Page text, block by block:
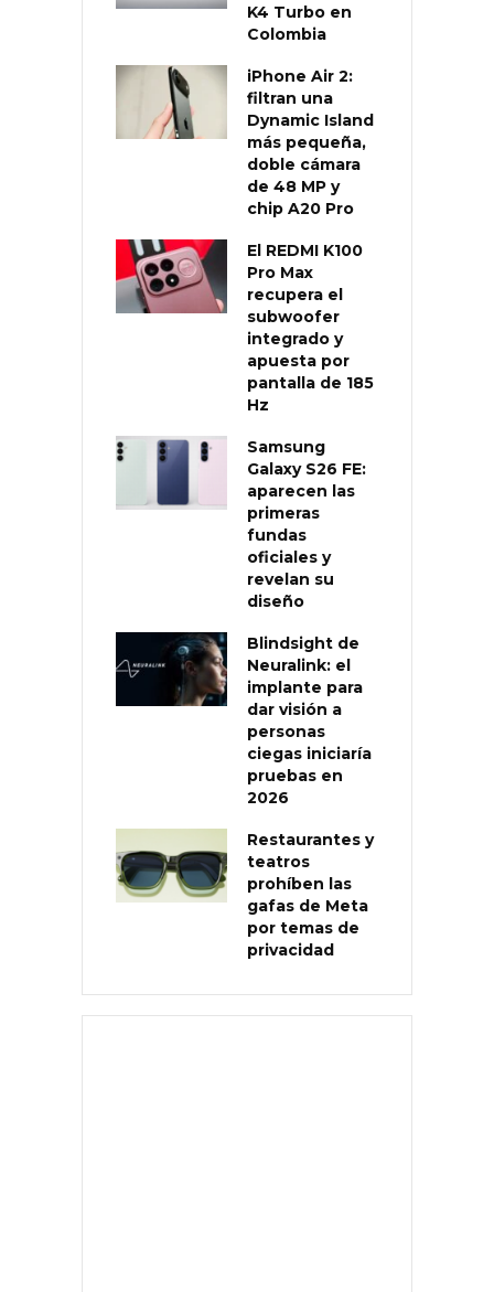
K4 Turbo en
Colombia
iPhone Air 2:
filtran una
Dynamic Island
más pequeña,
doble cámara
de 48 MP y
chip A20 Pro
El REDMI K100
Pro Max
recupera el
subwoofer
integrado y
apuesta por
pantalla de 185
Hz
Samsung
Galaxy S26 FE:
aparecen las
primeras
fundas
oficiales y
revelan su
diseño
Blindsight de
Neuralink: el
implante para
dar visión a
personas
ciegas iniciaría
pruebas en
2026
Restaurantes y
teatros
prohíben las
gafas de Meta
por temas de
privacidad